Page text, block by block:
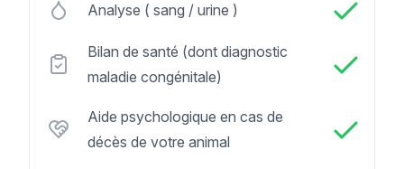
Analyse ( sang / urine )
Bilan de santé (dont diagnostic
maladie congénitale)
Aide psychologique en cas de
décès de votre animal